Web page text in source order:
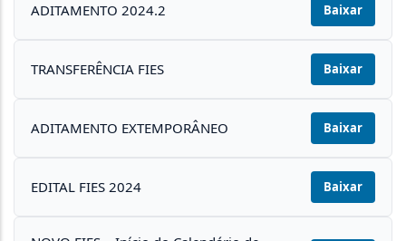
ADITAMENTO 2024.2 Baixar
TRANSFERÊNCIA FIES Baixar
ADITAMENTO EXTEMPORÂNEO Baixar
EDITAL FIES 2024 Baixar